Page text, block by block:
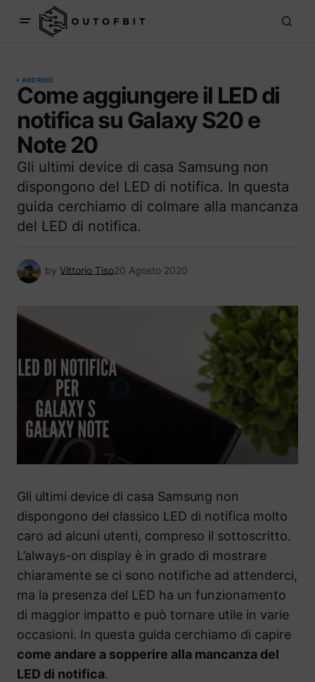
ANDROID
Come aggiungere il LED di
notifica su Galaxy S20 e
Note 20
Gli ultimi device di casa Samsung non
dispongono del LED di notifica. In questa
guida cerchiamo di colmare alla mancanza
del LED di notifica.
by Vittorio Tiso20 Agosto 2020
Gli ultimi device di casa Samsung non
dispongono del classico LED di notifica molto
caro ad alcuni utenti, compreso il sottoscritto.
L’always-on display è in grado di mostrare
chiaramente se ci sono notifiche ad attenderci,
ma la presenza del LED ha un funzionamento
di maggior impatto e può tornare utile in varie
occasioni. In questa guida cerchiamo di capire
come andare a sopperire alla mancanza del
LED di notifica.